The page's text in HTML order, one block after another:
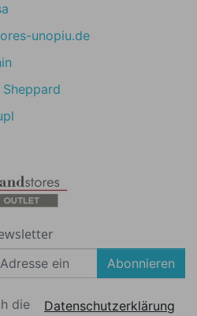
Abonnieren
die Datenschutzerklärung